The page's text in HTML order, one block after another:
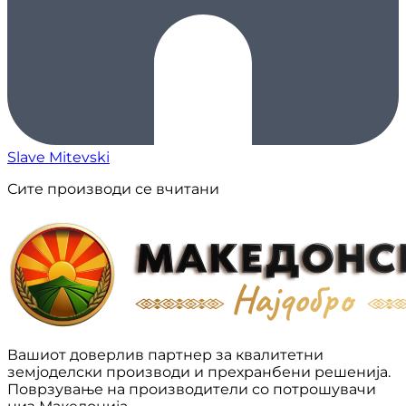
Slave Mitevski
Сите производи се вчитани
Вашиот доверлив партнер за квалитетни
земјоделски производи и прехранбени решенија.
Поврзување на производители со потрошувачи